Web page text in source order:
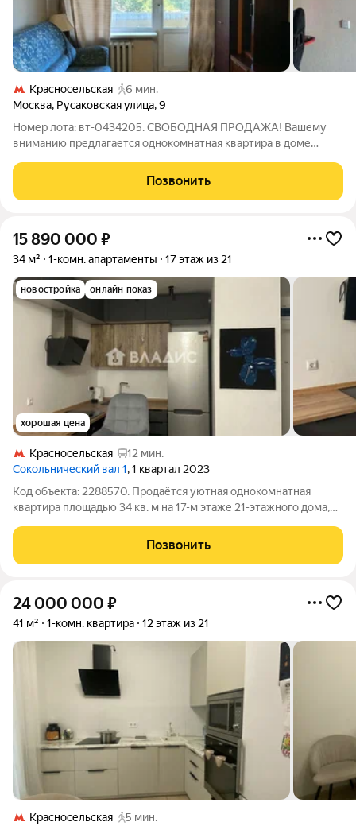
Красносельская
6 мин.
Москва, Русаковская улица,9
Номер лота: вт-0434205. СВОБОДНАЯ ПРОДАЖА! Вашему
вниманию предлагается однокомнатная квартира в доме
районе ЦАО. Квартира в хорошем состоянии. Санузел
совмещённый. Балкон остеклён. Окна
Позвонить
15 890 000 ₽
34 м² 1-комн. апартаменты 17 этаж из 21
новостройка онлайн показ
хорошая цена
Красносельская
12 мин.
Сокольнический вал 1, 1 квартал 2023
Код объекта: 2288570. Продаётся уютная однокомнатная
квартира площадью 34 кв. м на 17-м этаже 21-этажного дома,
расположен по адресу: улица Сокольнический Вал, 1. В
квартире выполнен евроремонт, что
Позвонить
24 000 000 ₽
41 м² 1-комн. квартира 12 этаж из 21
Красносельская
5 мин.